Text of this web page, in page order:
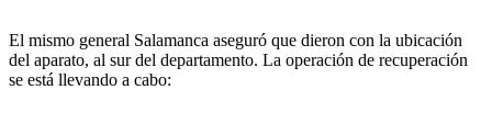
El mismo general Salamanca aseguró que dieron con la ubicación
del aparato, al sur del departamento. La operación de recuperación
se está llevando a cabo: